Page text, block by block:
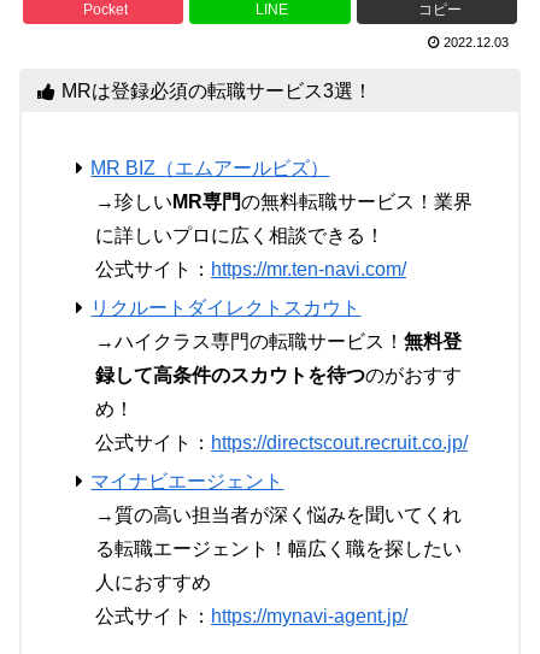
Pocket LINE コピー
2022.12.03
MRは登録必須の転職サービス3選！
MR BIZ（エムアールビズ）
→珍しい MR専門の無料転職サービス！業界
に詳しいプロに広く相談できる！
公式サイト： https://mr.ten-navi.com/
リクルートダイレクトスカウト
→ハイクラス専門の転職サービス！ 無料登
録して高条件のスカウトを待つのがおすす
め！
公式サイト： https://directscout.recruit.co.jp/
マイナビエージェント
→質の高い担当者が深く悩みを聞いてくれ
る転職エージェント！幅広く職を探したい
人におすすめ
公式サイト： https://mynavi-agent.jp/